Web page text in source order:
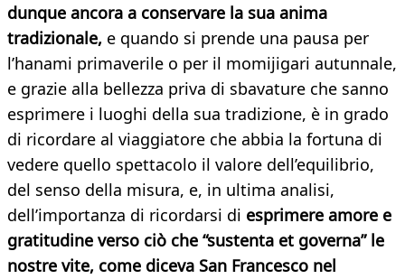
dunque ancora a conservare la sua anima
tradizionale, e quando si prende una pausa per
l’hanami primaverile o per il momijigari autunnale,
e grazie alla bellezza priva di sbavature che sanno
esprimere i luoghi della sua tradizione, è in grado
di ricordare al viaggiatore che abbia la fortuna di
vedere quello spettacolo il valore dell’equilibrio,
del senso della misura, e, in ultima analisi,
dell’importanza di ricordarsi di esprimere amore e
gratitudine verso ciò che “sustenta et governa” le
nostre vite, come diceva San Francesco nel